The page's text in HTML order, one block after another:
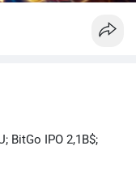
BitGo IPO 2,1B$;